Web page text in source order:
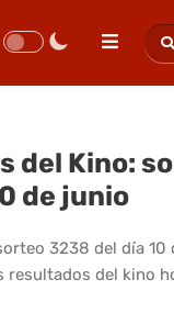
del Kino:
de junio
3238 del día 10
resultados del kino